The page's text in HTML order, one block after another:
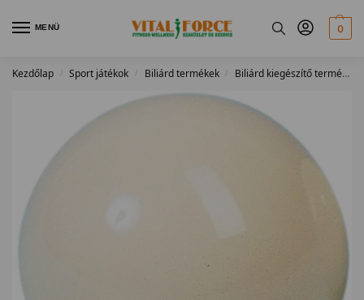
MENÜ 0
Kezdőlap / Sport játékok / Biliárd termékek / Biliárd kiegészítő termékek